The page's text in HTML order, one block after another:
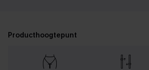
Producthoogtepunt